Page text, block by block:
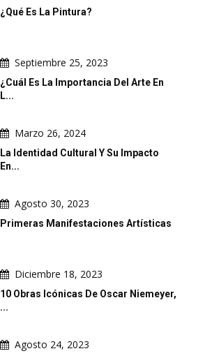
¿Qué Es La Pintura?
Septiembre 25, 2023
¿Cuál Es La Importancia Del Arte En
L...
Marzo 26, 2024
La Identidad Cultural Y Su Impacto
En...
Agosto 30, 2023
Primeras Manifestaciones Artísticas
Diciembre 18, 2023
10 Obras Icónicas De Oscar Niemeyer,
...
Agosto 24, 2023